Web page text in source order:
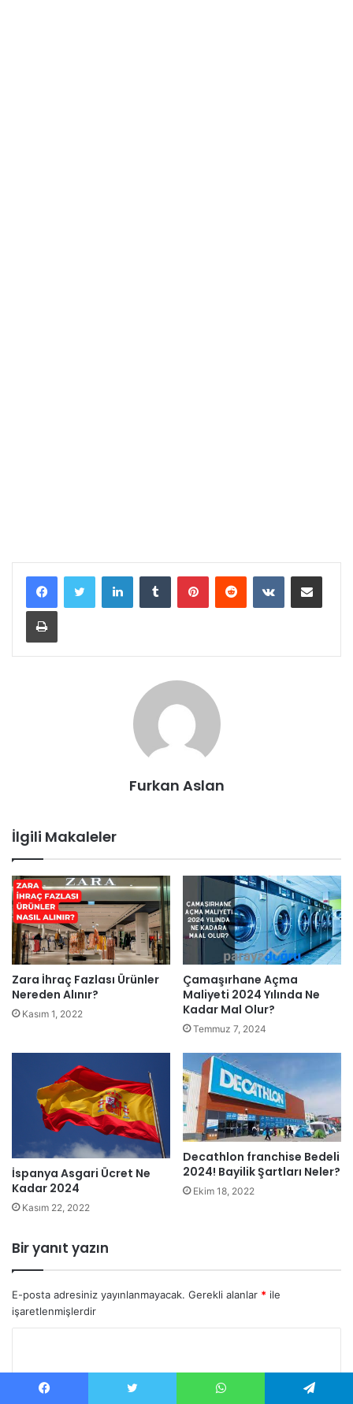
LinkedInTumblr PinterestReddit VKontakteE-Posta ile paylaş
Yazdır
Furkan Aslan
İlgili Makaleler
Zara İhraç Fazlası Ürünler
Nereden Alınır?
Kasım 1, 2022
Çamaşırhane Açma
Maliyeti 2024 Yılında Ne
Kadar Mal Olur?
Temmuz 7, 2024
İspanya Asgari Ücret Ne
Kadar 2024
Kasım 22, 2022
Decathlon franchise Bedeli
2024! Bayilik Şartları Neler?
Ekim 18, 2022
Bir yanıt yazın
E-posta adresiniz yayınlanmayacak. Gerekli alanlar * ile
işaretlenmişlerdir